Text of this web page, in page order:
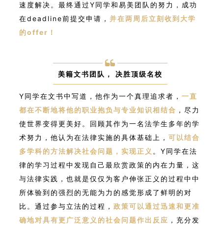
速度解决。最终通过Y同学和易美团队的努力，成功
在deadline前提交申请， 并在两周后立刻收到大学
的offer！
美籍文书团队， 决胜顶级名校
Y同学在文书中写道，他作为一个真理追求者， 一直
都在不断地将他的职业抱负与专业知识相结合 ，尽力
使世界变得更美好。回顾其作为一名法学生多年的学
术努力，他认为在法律实施的具体基础上， 可以结合
多学科的方法解决社会问题，实现正义 。Y同学在法
律的学习过程中发现自己最欣赏政策的内在力量，这
与法律实践，也就是仅仅为客户伸张正义的过程中中
所体验到的强烈的无能为力的感觉形成了鲜明的对
比。通过参与立法的过程， 政策可以通过迅速和更准
确地对具有更广泛意义的社会问题作出反应 ，充分发